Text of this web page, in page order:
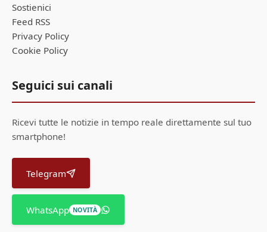
Sostienici
Feed RSS
Privacy Policy
Cookie Policy
Seguici sui canali
Ricevi tutte le notizie in tempo reale direttamente sul tuo
smartphone!
Telegram
WhatsApp NOVITÀ